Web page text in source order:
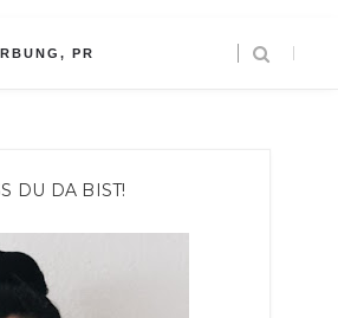
PR
DU DA BIST!